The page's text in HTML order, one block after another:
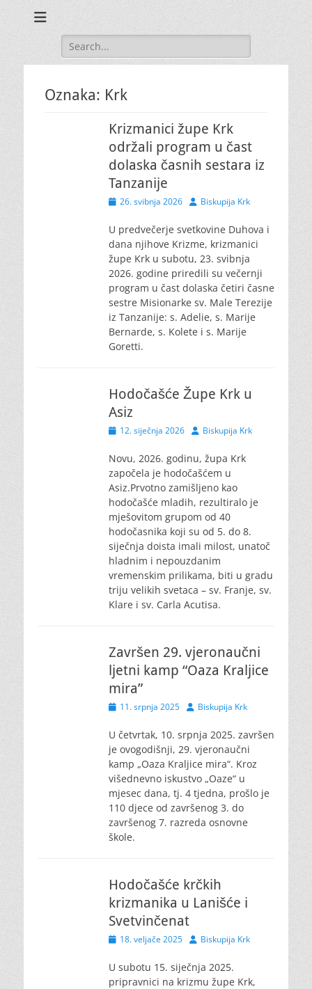
Search
for:
Oznaka: Krk
Krizmanici župe Krk
održali program u čast
dolaska časnih sestara iz
Tanzanije
Posted
26. svibnja 2026 AuthorBiskupija Krk
U predvečerje svetkovine Duhova i
dana njihove Krizme, krizmanici
župe Krk u subotu, 23. svibnja
2026. godine priredili su večernji
program u čast dolaska četiri časne
sestre Misionarke sv. Male Terezije
iz Tanzanije: s. Adelie, s. Marije
Bernarde, s. Kolete i s. Marije
Goretti.
Hodočašće Župe Krk u
Asiz
Posted12. siječnja 2026 AuthorBiskupija Krk
Novu, 2026. godinu, župa Krk
započela je hodočašćem u
Asiz.Prvotno zamišljeno kao
hodočašće mladih, rezultiralo je
mješovitom grupom od 40
hodočasnika koji su od 5. do 8.
siječnja doista imali milost, unatoč
hladnim i nepouzdanim
vremenskim prilikama, biti u gradu
triju velikih svetaca – sv. Franje, sv.
Klare i sv. Carla Acutisa.
Završen 29. vjeronaučni
ljetni kamp “Oaza Kraljice
mira”
Posted11. srpnja 2025 AuthorBiskupija Krk
U četvrtak, 10. srpnja 2025. završen
je ovogodišnji, 29. vjeronaučni
kamp „Oaza Kraljice mira“. Kroz
višednevno iskustvo „Oaze“ u
mjesec dana, tj. 4 tjedna, prošlo je
110 djece od završenog 3. do
završenog 7. razreda osnovne
škole.
Hodočašće krčkih
krizmanika u Lanišće i
Svetvinčenat
Posted18. veljače 2025 AuthorBiskupija Krk
U subotu 15. siječnja 2025.
pripravnici na krizmu župe Krk,